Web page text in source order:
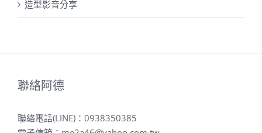
造型影音分享
聯絡阿德
聯絡電話(LINE)：